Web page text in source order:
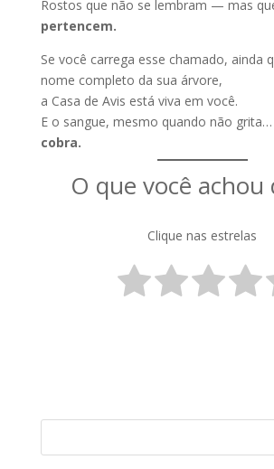
Rostos que não se lembram — mas
pertencem.
Se você carrega esse chamado, ainda
nome completo da sua árvore,
a Casa de Avis está viva em você.
E o sangue, mesmo quando não grita…
cobra.
O que você achou
Clique nas estrelas